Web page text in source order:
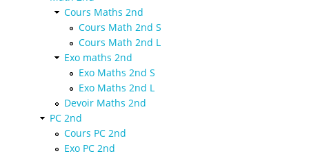
Cours Maths 2nd
Cours Math 2nd S
Cours Math 2nd L
Exo maths 2nd
Exo Maths 2nd S
Exo Maths 2nd L
Devoir Maths 2nd
PC 2nd
Cours PC 2nd
Exo PC 2nd